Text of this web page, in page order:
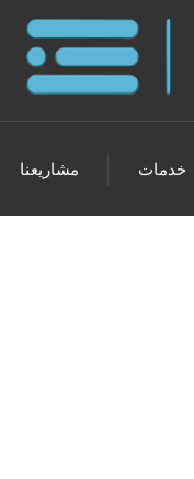
مشاريعنا خدمات